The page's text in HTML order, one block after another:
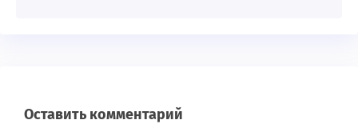
Оставить комментарий